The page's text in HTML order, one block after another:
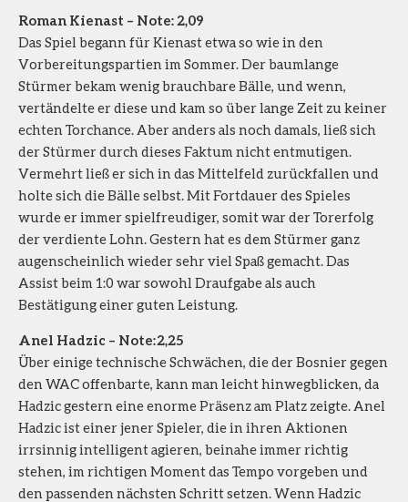
Roman Kienast – Note: 2,09
Das Spiel begann für Kienast etwa so wie in den
Vorbereitungspartien im Sommer. Der baumlange
Stürmer bekam wenig brauchbare Bälle, und wenn,
vertändelte er diese und kam so über lange Zeit zu keiner
echten Torchance. Aber anders als noch damals, ließ sich
der Stürmer durch dieses Faktum nicht entmutigen.
Vermehrt ließ er sich in das Mittelfeld zurückfallen und
holte sich die Bälle selbst. Mit Fortdauer des Spieles
wurde er immer spielfreudiger, somit war der Torerfolg
der verdiente Lohn. Gestern hat es dem Stürmer ganz
augenscheinlich wieder sehr viel Spaß gemacht. Das
Assist beim 1:0 war sowohl Draufgabe als auch
Bestätigung einer guten Leistung.
Anel Hadzic – Note: 2,25
Über einige technische Schwächen, die der Bosnier gegen
den WAC offenbarte, kann man leicht hinwegblicken, da
Hadzic gestern eine enorme Präsenz am Platz zeigte. Anel
Hadzic ist einer jener Spieler, die in ihren Aktionen
irrsinnig intelligent agieren, beinahe immer richtig
stehen, im richtigen Moment das Tempo vorgeben und
den passenden nächsten Schritt setzen. Wenn Hadzic